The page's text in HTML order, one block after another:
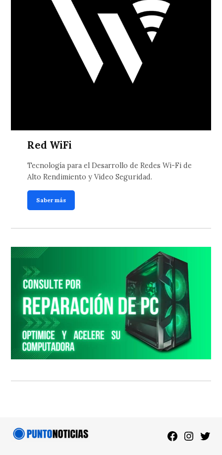
Red WiFi
Tecnología para el Desarrollo de Redes Wi-Fi de
Alto Rendimiento y Video Seguridad.
Saber más
Facebook